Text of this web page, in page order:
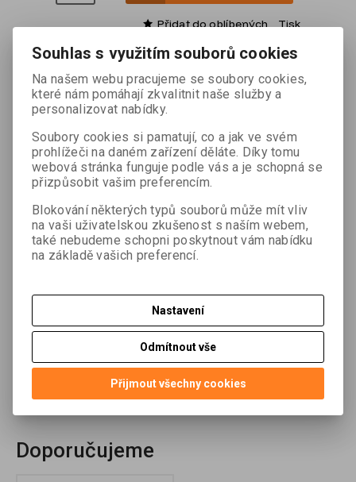
Přidat do oblíbených Tisk
Hmotnost:0,1 kg
Podrobný popis
- Materiál: tvrzený plast
- Upínání na tyčku: pomocí rychloupínacích
- Upínání ke kontrolní jednotce: bajonet
- Kompatibilita: držák kat. č.:132797-GEO
Doporučit výrobek
Doporučujeme
Souhlas s využitím souborů cookies
Na našem webu pracujeme se soubory cookies,
které nám pomáhají zkvalitnit naše služby a
personalizovat nabídky.
Soubory cookies si pamatují, co a jak ve svém
prohlížeči na daném zařízení děláte. Díky tomu
webová stránka funguje podle vás a je schopná se
přizpůsobit vašim preferencím.
Blokování některých typů souborů může mít vliv
na vaši uživatelskou zkušenost s naším webem,
také nebudeme schopni poskytnout vám nabídku
na základě vašich preferencí.
Nastavení
Odmítnout vše
Přijmout všechny cookies